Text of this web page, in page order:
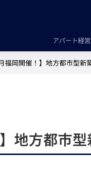
アパート経
月福岡開催！】地方都市型
地方都市